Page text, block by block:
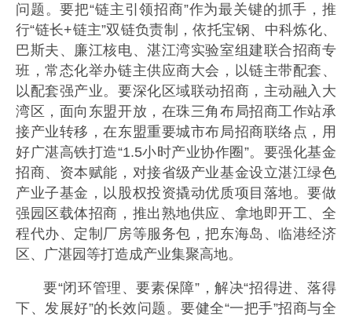
问题。要把“链主引领招商”作为最关键的抓手，推
行“链长+链主”双链负责制，依托宝钢、中科炼化、
巴斯夫、廉江核电、湛江湾实验室组建联合招商专
班，常态化举办链主供应商大会，以链主带配套、
以配套强产业。要深化区域联动招商，主动融入大
湾区，面向东盟开放，在珠三角布局招商工作站承
接产业转移，在东盟重要城市布局招商联络点，用
好广湛高铁打造“1.5小时产业协作圈”。要强化基金
招商、资本赋能，对接省级产业基金设立湛江绿色
产业子基金，以股权投资撬动优质项目落地。要做
强园区载体招商，推出熟地供应、拿地即开工、全
程代办、定制厂房等服务包，把东海岛、临港经济
区、广湛园等打造成产业集聚高地。
要“闭环管理、要素保障”，解决“招得进、落得
下、发展好”的长效问题。要健全“一把手”招商与全